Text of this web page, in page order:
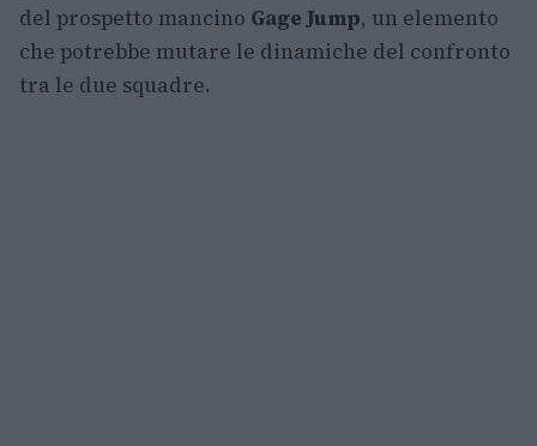
del prospetto mancino Gage Jump, un elemento
che potrebbe mutare le dinamiche del confronto
tra le due squadre.